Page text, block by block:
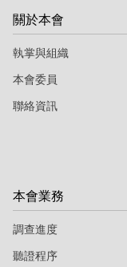
關於本會
執掌與組織
本會委員
聯絡資訊
本會業務
調查進度
聽證程序